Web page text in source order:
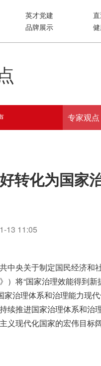
英才党建
品牌展示
专家观点
转化为国家
13 11:05
中央关于制定国民经济和
）将“国家治理效能得到
家治理体系和治理能力现
续推进国家治理体系和治
现代化国家的宏伟目标阔